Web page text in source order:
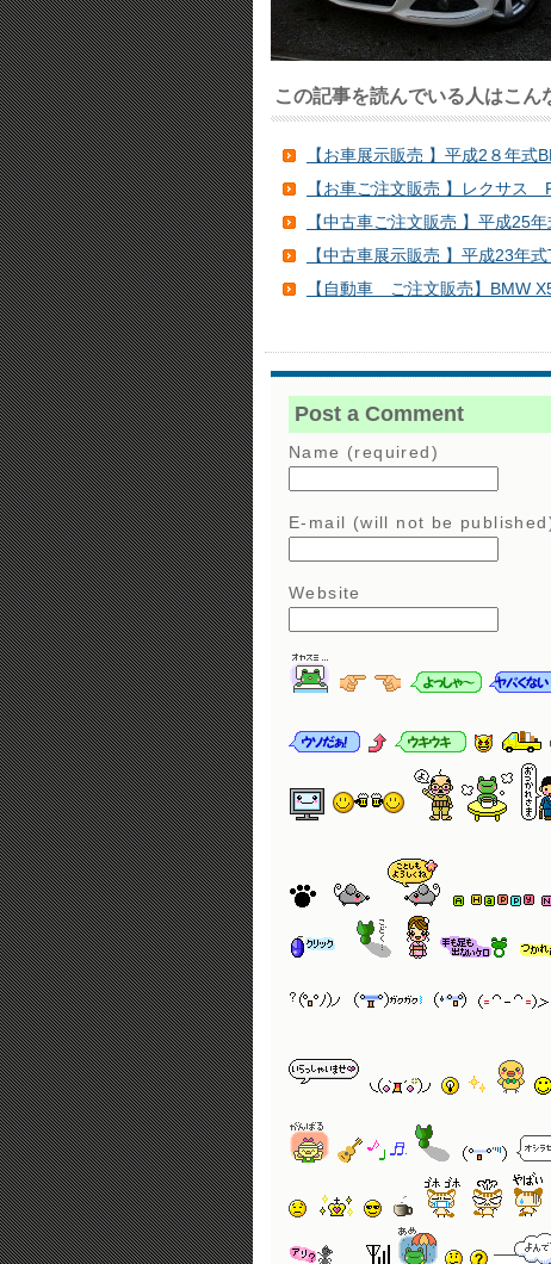
この記事を読んでいる人はこん
【お車展示販売 】平成2８年
【お車ご注文販売 】レクサ
【中古車ご注文販売 】平成25
【中古車展示販売 】平成23年
【自動車 ご注文販売】BMW
Post a Comment
Name (required)
E-mail (will not be
Website